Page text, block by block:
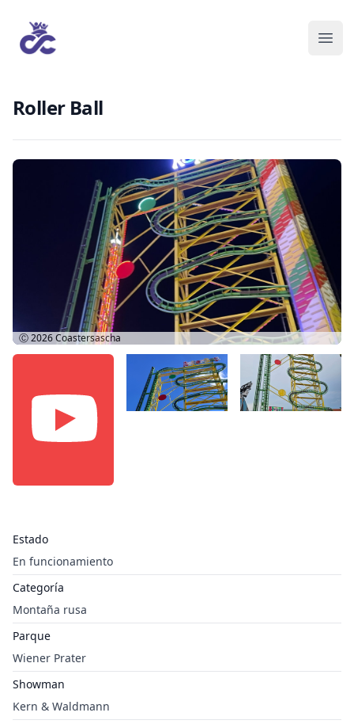
Roller Ball
Estado
En funcionamiento
Categoría
Montaña rusa
Parque
Wiener Prater
Showman
Kern & Waldmann
Ⓒ 2026Coastersascha